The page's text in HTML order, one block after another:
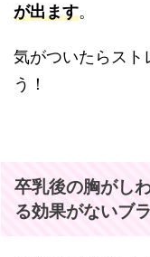
が出ます。
気がついたらスト
う！
卒乳後の胸がし
る効果がないブ